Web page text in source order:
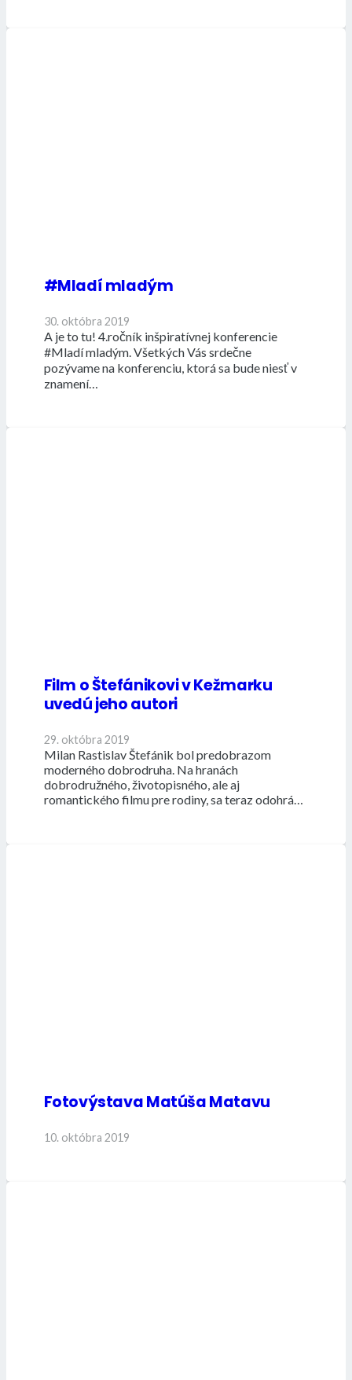
#Mladí mladým
30. októbra 2019
A je to tu! 4.ročník inšpiratívnej konferencie
#Mladí mladým. Všetkých Vás srdečne
pozývame na konferenciu, ktorá sa bude niesť v
znamení…
Film o Štefánikovi v Kežmarku
uvedú jeho autori
29. októbra 2019
Milan Rastislav Štefánik bol predobrazom
moderného dobrodruha. Na hranách
dobrodružného, ​​životopisného, ale aj
romantického filmu pre rodiny, sa teraz odohrá…
Fotovýstava Matúša Matavu
10. októbra 2019